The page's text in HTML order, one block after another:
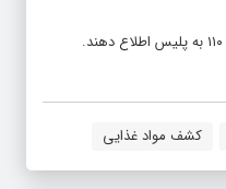
کشف مواد غذایی